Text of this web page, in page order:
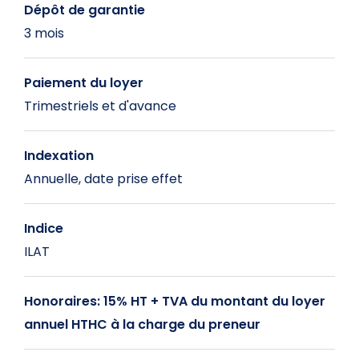
Dépôt de garantie
3 mois
Paiement du loyer
Trimestriels et d'avance
Indexation
Annuelle, date prise effet
Indice
ILAT
Honoraires: 15% HT + TVA du montant du loyer
annuel HTHC à la charge du preneur